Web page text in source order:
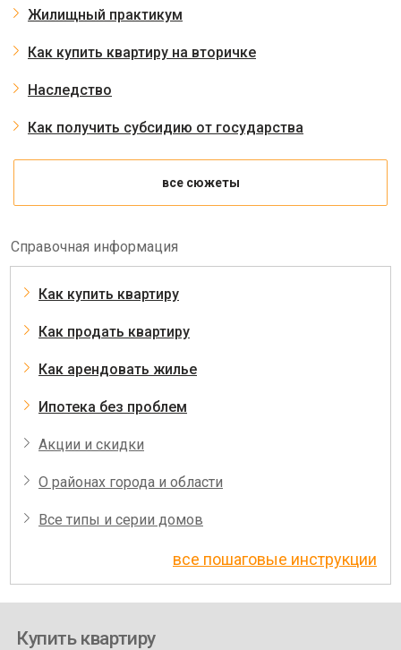
Жилищный практикум
Как купить квартиру на вторичке
Наследство
Как получить субсидию от государства
все сюжеты
Справочная информация
Как купить квартиру
Как продать квартиру
Как арендовать жилье
Ипотека без проблем
Акции и скидки
О районах города и области
Все типы и серии домов
все пошаговые инструкции
Купить квартиру